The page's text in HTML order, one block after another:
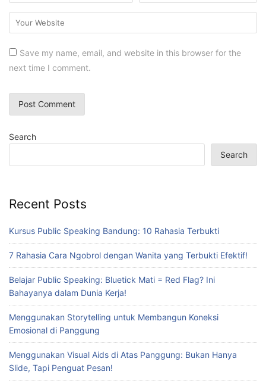
Save my name, email, and website in this browser for the
next time I comment.
Search
Search
Recent Posts
Kursus Public Speaking Bandung: 10 Rahasia Terbukti
7 Rahasia Cara Ngobrol dengan Wanita yang Terbukti Efektif!
Belajar Public Speaking: Bluetick Mati = Red Flag? Ini
Bahayanya dalam Dunia Kerja!
Menggunakan Storytelling untuk Membangun Koneksi
Emosional di Panggung
Menggunakan Visual Aids di Atas Panggung: Bukan Hanya
Slide, Tapi Penguat Pesan!